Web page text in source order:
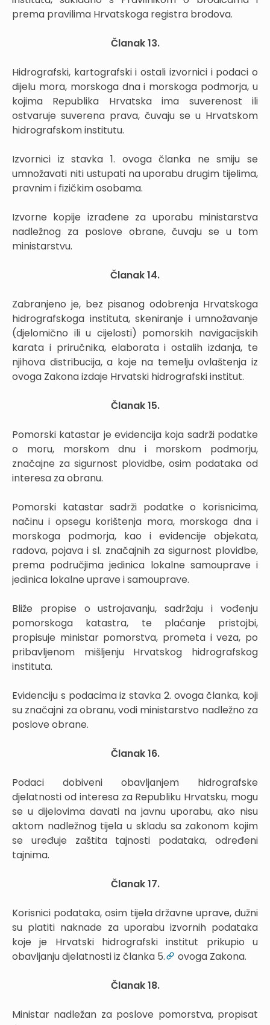
prema pravilima Hrvatskoga registra brodova.
Članak 13.
Hidrografski, kartografski i ostali izvornici i podaci o
dijelu mora, morskoga dna i morskoga podmorja, u
kojima Republika Hrvatska ima suverenost ili
ostvaruje suverena prava, čuvaju se u Hrvatskom
hidrografskom institutu.
Izvornici iz stavka 1. ovoga članka ne smiju se
umnožavati niti ustupati na uporabu drugim tijelima,
pravnim i fizičkim osobama.
Izvorne kopije izrađene za uporabu ministarstva
nadležnog za poslove obrane, čuvaju se u tom
ministarstvu.
Članak 14.
Zabranjeno je, bez pisanog odobrenja Hrvatskoga
hidrografskoga instituta, skeniranje i umnožavanje
(djelomično ili u cijelosti) pomorskih navigacijskih
karata i priručnika, elaborata i ostalih izdanja, te
njihova distribucija, a koje na temelju ovlaštenja iz
ovoga Zakona izdaje Hrvatski hidrografski institut.
Članak 15.
Pomorski katastar je evidencija koja sadrži podatke
o moru, morskom dnu i morskom podmorju,
značajne za sigurnost plovidbe, osim podataka od
interesa za obranu.
Pomorski katastar sadrži podatke o korisnicima,
načinu i opsegu korištenja mora, morskoga dna i
morskoga podmorja, kao i evidencije objekata,
radova, pojava i sl. značajnih za sigurnost plovidbe,
prema područjima jedinica lokalne samouprave i
jedinica lokalne uprave i samouprave.
Bliže propise o ustrojavanju, sadržaju i vođenju
pomorskoga katastra, te plaćanje pristojbi,
propisuje ministar pomorstva, prometa i veza, po
pribavljenom mišljenju Hrvatskog hidrografskog
instituta.
Evidenciju s podacima iz stavka 2. ovoga članka, koji
su značajni za obranu, vodi ministarstvo nadležno za
poslove obrane.
Članak 16.
Podaci dobiveni obavljanjem hidrografske
djelatnosti od interesa za Republiku Hrvatsku, mogu
se u dijelovima davati na javnu uporabu, ako nisu
aktom nadležnog tijela u skladu sa zakonom kojim
se uređuje zaštita tajnosti podataka, određeni
tajnima.
Članak 17.
Korisnici podataka, osim tijela državne uprave, dužni
su platiti naknade za uporabu izvornih podataka
koje je Hrvatski hidrografski institut prikupio u
obavljanju djelatnosti iz članka 5.
ovoga Zakona.
Članak 18.
Ministar nadležan za poslove pomorstva, propisat